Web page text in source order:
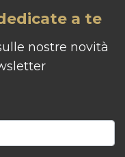
a te
nostre novità